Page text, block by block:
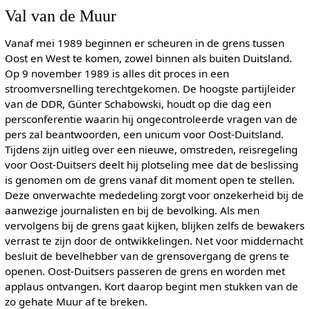
Val van de Muur
Vanaf mei 1989 beginnen er scheuren in de grens tussen
Oost en West te komen, zowel binnen als buiten Duitsland.
Op 9 november 1989 is alles dit proces in een
stroomversnelling terechtgekomen. De hoogste partijleider
van de DDR, Günter Schabowski, houdt op die dag een
persconferentie waarin hij ongecontroleerde vragen van de
pers zal beantwoorden, een unicum voor Oost-Duitsland.
Tijdens zijn uitleg over een nieuwe, omstreden, reisregeling
voor Oost-Duitsers deelt hij plotseling mee dat de beslissing
is genomen om de grens vanaf dit moment open te stellen.
Deze onverwachte mededeling zorgt voor onzekerheid bij de
aanwezige journalisten en bij de bevolking. Als men
vervolgens bij de grens gaat kijken, blijken zelfs de bewakers
verrast te zijn door de ontwikkelingen. Net voor middernacht
besluit de bevelhebber van de grensovergang de grens te
openen. Oost-Duitsers passeren de grens en worden met
applaus ontvangen. Kort daarop begint men stukken van de
zo gehate Muur af te breken.